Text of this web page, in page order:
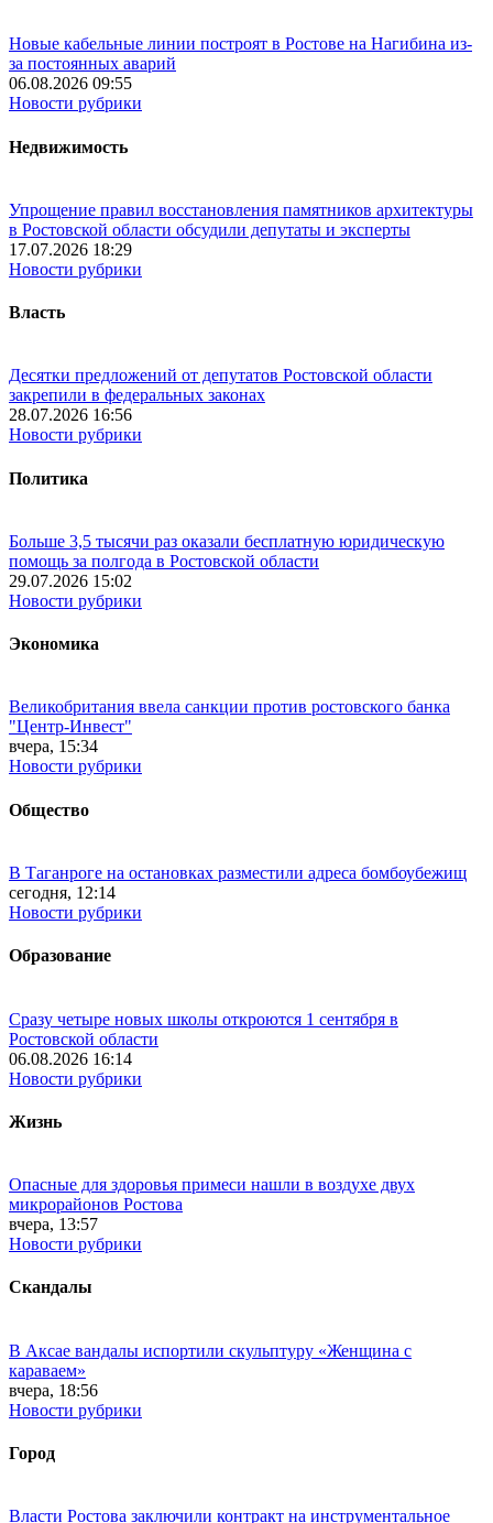
Новые кабельные линии построят в Ростове на Нагибина из-
за постоянных аварий
06.08.2026 09:55
Новости рубрики
Недвижимость
Упрощение правил восстановления памятников архитектуры
в Ростовской области обсудили депутаты и эксперты
17.07.2026 18:29
Новости рубрики
Власть
Десятки предложений от депутатов Ростовской области
закрепили в федеральных законах
28.07.2026 16:56
Новости рубрики
Политика
Больше 3,5 тысячи раз оказали бесплатную юридическую
помощь за полгода в Ростовской области
29.07.2026 15:02
Новости рубрики
Экономика
Великобритания ввела санкции против ростовского банка
"Центр-Инвест"
вчера, 15:34
Новости рубрики
Общество
В Таганроге на остановках разместили адреса бомбоубежищ
сегодня, 12:14
Новости рубрики
Образование
Сразу четыре новых школы откроются 1 сентября в
Ростовской области
06.08.2026 16:14
Новости рубрики
Жизнь
Опасные для здоровья примеси нашли в воздухе двух
микрорайонов Ростова
вчера, 13:57
Новости рубрики
Скандалы
В Аксае вандалы испортили скульптуру «Женщина с
караваем»
вчера, 18:56
Новости рубрики
Город
Власти Ростова заключили контракт на инструментальное